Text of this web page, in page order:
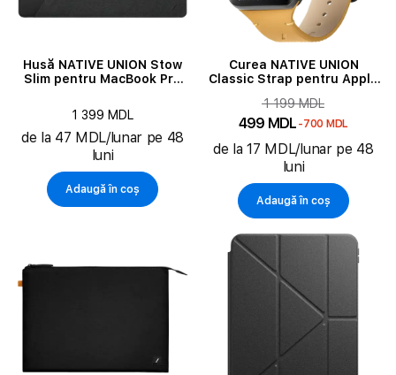
Husă NATIVE UNION Stow
Slim pentru MacBook Pro
1 399 MDL
de la 47 MDL/lunar pe 48
luni
Adaugă în coș
Curea NATIVE UNION
Classic Strap pentru Apple
1 199 MDL
499 MDL -700 MDL
de la 17 MDL/lunar pe 48
luni
Adaugă în coș